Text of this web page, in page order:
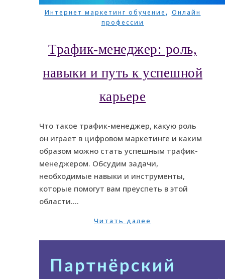
Интернет маркетинг обучение , Онлайн
профессии
Трафик-менеджер: роль,
навыки и путь к успешной
карьере
Что такое трафик-менеджер, какую роль
он играет в цифровом маркетинге и каким
образом можно стать успешным трафик-
менеджером. Обсудим задачи,
необходимые навыки и инструменты,
которые помогут вам преуспеть в этой
области.…
Читать далее